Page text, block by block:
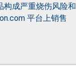
构成严重烧伤风险和
平台上销售